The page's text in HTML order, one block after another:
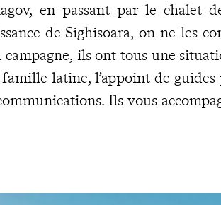
en passant par le chalet
de Sighisoara, on ne les
ils ont tous une
latine, l’appoint de
Ils vous
désir non prévu, ou un léger